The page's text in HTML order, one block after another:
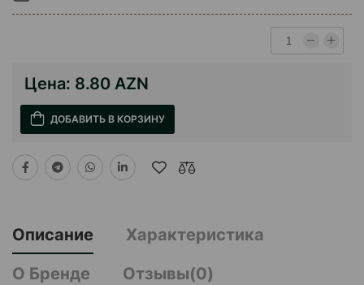
Цена: 8.80 AZN
ДОБАВИТЬ В КОРЗИНУ
Описание
Характеристика
О Бренде
Отзывы(0)